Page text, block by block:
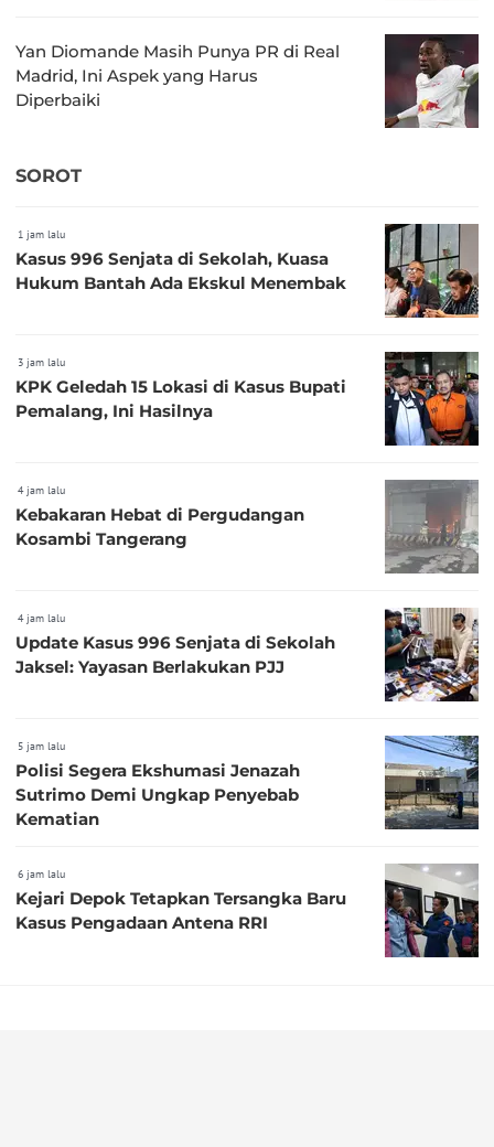
Yan Diomande Masih Punya PR di Real
Madrid, Ini Aspek yang Harus
Diperbaiki
SOROT
1 jam lalu
Kasus 996 Senjata di Sekolah, Kuasa
Hukum Bantah Ada Ekskul Menembak
3 jam lalu
KPK Geledah 15 Lokasi di Kasus Bupati
Pemalang, Ini Hasilnya
4 jam lalu
Kebakaran Hebat di Pergudangan
Kosambi Tangerang
4 jam lalu
Update Kasus 996 Senjata di Sekolah
Jaksel: Yayasan Berlakukan PJJ
5 jam lalu
Polisi Segera Ekshumasi Jenazah
Sutrimo Demi Ungkap Penyebab
Kematian
6 jam lalu
Kejari Depok Tetapkan Tersangka Baru
Kasus Pengadaan Antena RRI